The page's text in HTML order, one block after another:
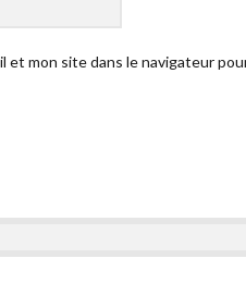
et mon site dans le navigateur